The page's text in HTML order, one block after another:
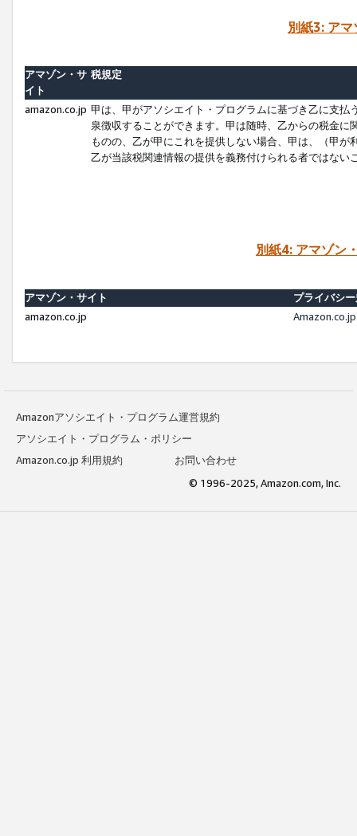
別紙3: ア
アマゾン・サ
イト
税規定
amazon.co.jp 甲は、甲がアソシエイト・プログラムに基づき乙に支
泉徴収することができます。甲は随時、乙からの税金
ものの、乙が甲にこれを提供しない場合、甲は、（甲
乙が当該税関連情報の提供を義務付けられる者ではな
別紙4: アマゾン
アマゾン・サイト
プライバシ
amazon.co.jp
Amazonアソシエイト・プログラム運営規約
アソシエイト・プログラム・ポリシー
Amazon.co.jp 利用規約
お問い合わせ
© 1996-2025, Amazon.com, Inc.